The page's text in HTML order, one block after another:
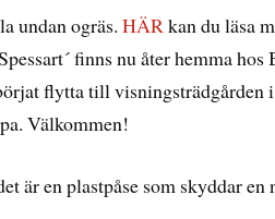
undan ogräs.HÄRkan du läsa
finns nu åter hemma
flytta till
Välkommen!
är en plastpåse som skyddar